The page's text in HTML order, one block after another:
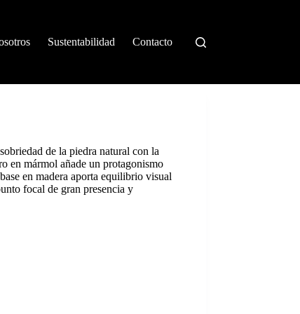
Sustentabilidad Contacto
de la piedra natural con la
en mármol añade un protagonismo
en madera aporta equilibrio visual
focal de gran presencia y